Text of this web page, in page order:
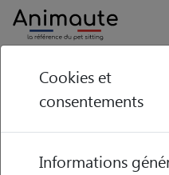
Animaute Ile-de-France
Cookies et
consentements
Informations